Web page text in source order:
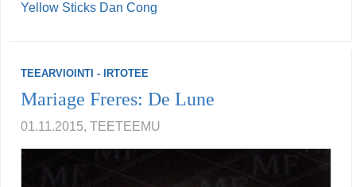
Yellow Sticks Dan Cong
TEEARVIOINTI - IRTOTEE
Mariage Freres: De Lune
01.11.2015, TEETEEMU